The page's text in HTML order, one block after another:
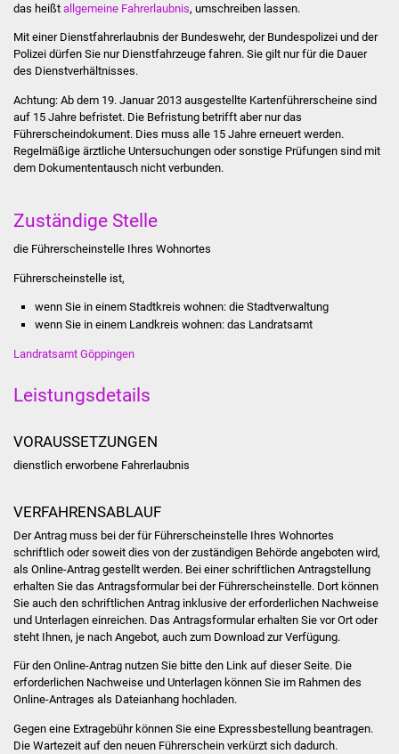
Stellenangebote
Kontakt
Veröffentlichungen
Ortsrecht
Jubiläumsjahr 2021
Ortsentwicklung
Presse
Bürger & Service
Was erledige ich wo
Dienstleistungen
das heißt allgemeine Fahrerlaubnis, umschreiben lassen.
Mit einer Dienstfahrerlaubnis der Bundeswehr, der Bundespolizei und der
Polizei dürfen Sie nur Dienstfahrzeuge fahren. Sie gilt nur für die Dauer
des Dienstverhältnisses.
Achtung: Ab dem 19. Januar 2013 ausgestellte Kartenführerscheine sind
auf 15 Jahre befristet. Die Befristung betrifft aber nur das
Führerscheindokument. Dies muss alle 15 Jahre erneuert werden.
Regelmäßige ärztliche Untersuchungen oder sonstige Prüfungen sind mit
dem Dokumententausch nicht verbunden.
Zuständige Stelle
die Führerscheinstelle Ihres Wohnortes
Führerscheinstelle ist,
wenn Sie in einem Stadtkreis wohnen: die Stadtverwaltung
wenn Sie in einem Landkreis wohnen: das Landratsamt
Landratsamt Göppingen
Leistungsdetails
VORAUSSETZUNGEN
dienstlich erworbene Fahrerlaubnis
VERFAHRENSABLAUF
Der Antrag muss bei der für Führerscheinstelle Ihres Wohnortes
schriftlich oder soweit dies von der zuständigen Behörde angeboten wird,
als Online-Antrag gestellt werden. Bei einer schriftlichen Antragstellung
erhalten Sie das Antragsformular bei der Führerscheinstelle. Dort können
Sie auch den schriftlichen Antrag inklusive der erforderlichen Nachweise
und Unterlagen einreichen. Das Antragsformular erhalten Sie vor Ort oder
steht Ihnen, je nach Angebot, auch zum Download zur Verfügung.
Für den Online-Antrag nutzen Sie bitte den Link auf dieser Seite. Die
erforderlichen Nachweise und Unterlagen können Sie im Rahmen des
Online-Antrages als Dateianhang hochladen.
Gegen eine Extragebühr können Sie eine Expressbestellung beantragen.
Die Wartezeit auf den neuen Führerschein verkürzt sich dadurch.